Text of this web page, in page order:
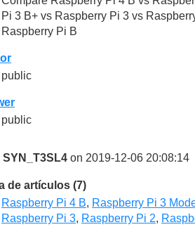
Pi 3 B+ vs Raspberry Pi 3 vs
Raspberry Pi B
public
public
SYN_T3SL4 on 2019-12-06 20:08:14
de artículos (7)
Raspberry Pi 4 B, Raspberry Pi 3
Raspberry Pi 3, Raspberry Pi 2,